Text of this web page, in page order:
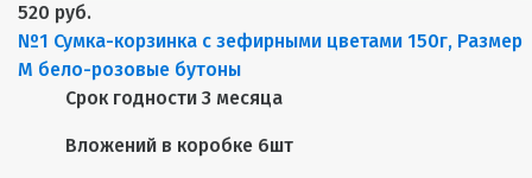
520 руб.
№1 Сумка-корзинка с зефирными цветами 150г, Размер
М бело-розовые бутоны
Срок годности 3 месяца
Вложений в коробке 6шт